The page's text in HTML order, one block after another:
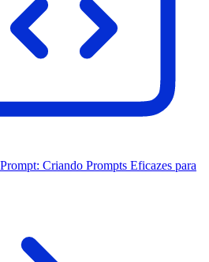
Criando Prompts Eficazes para